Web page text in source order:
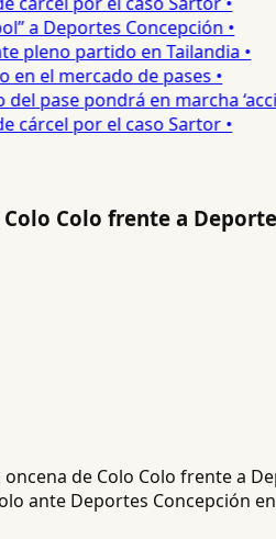
a Deportes Concepción •
partido en Tailandia •
el mercado de pases •
pase pondrá en marcha
por el caso Sartor •
Colo frente a
ante Deportes Concepción